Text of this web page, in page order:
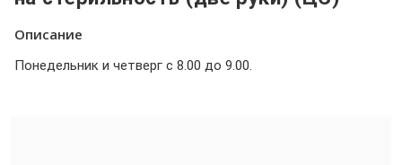
Описание
Понедельник и четверг с 8.00 до 9.00.